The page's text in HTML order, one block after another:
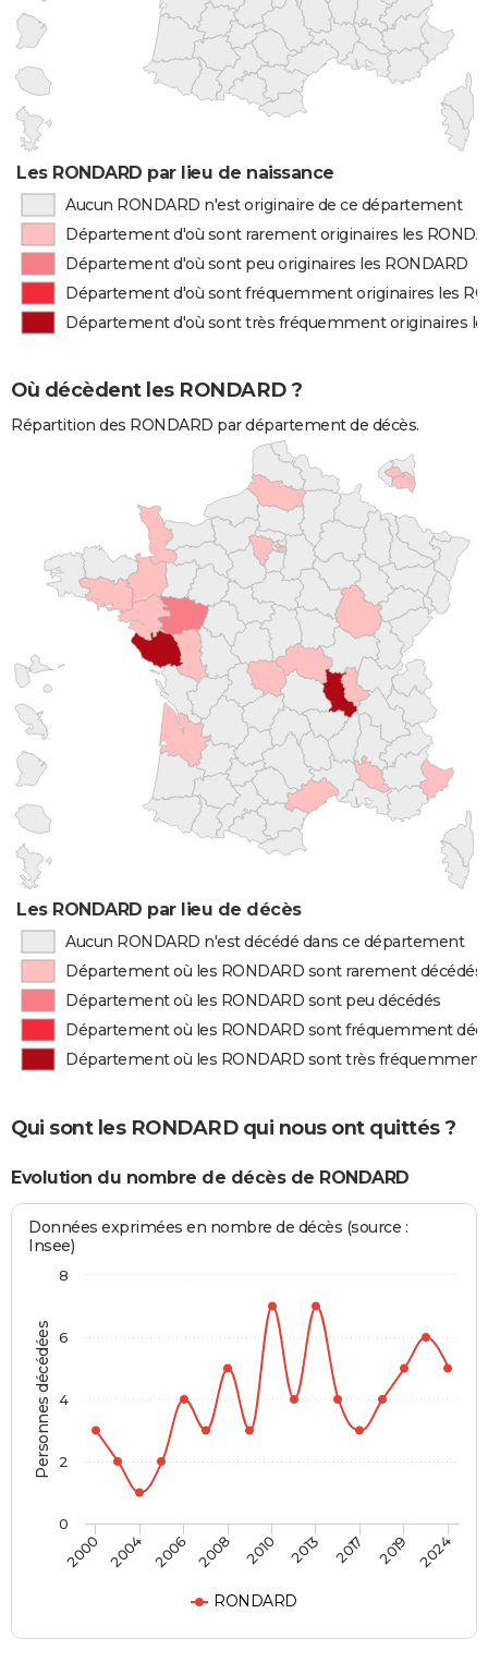
Les RONDARD par lieu de naissance
Aucun RONDARD n'est originaire de ce département
Département d'où sont rarement originaires les
Département d'où sont peu originaires les RONDARD
Département d'où sont fréquemment originaires les
Département d'où sont très fréquemment originaires
Où décèdent les RONDARD ?
Répartition des RONDARD par département de décès.
Les RONDARD par lieu de décès
Aucun RONDARD n'est décédé dans ce département
Département où les RONDARD sont rarement décédés
Département où les RONDARD sont peu décédés
Département où les RONDARD sont fréquemment
Département où les RONDARD sont très fréquemment
Qui sont les RONDARD qui nous ont quittés ?
Evolution du nombre de décès de RONDARD
Personnes décédées
Données exprimées en nombre de décès (source :
Insee)
RONDARD
2000 2004 2006 2008 2010 2013 2017 2019 2024
0
2
4
6
8